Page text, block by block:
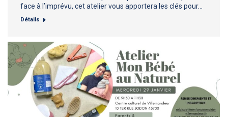
face à l’imprévu, cet atelier vous apportera les clés pour…
Détails